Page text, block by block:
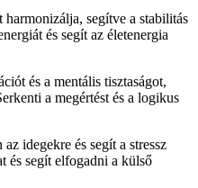
segítve a stabilitás
és segít az életenergia
és a mentális tisztaságot,
a megértést és a logikus
idegekre és segít a stressz
és segít elfogadni a külső